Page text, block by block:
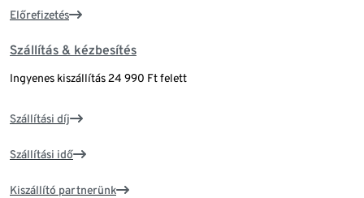
Előrefizetés
Szállítás & kézbesítés
Ingyenes kiszállítás 24 990 Ft felett
Szállítási díj
Szállítási idő
Kiszállító partnerünk